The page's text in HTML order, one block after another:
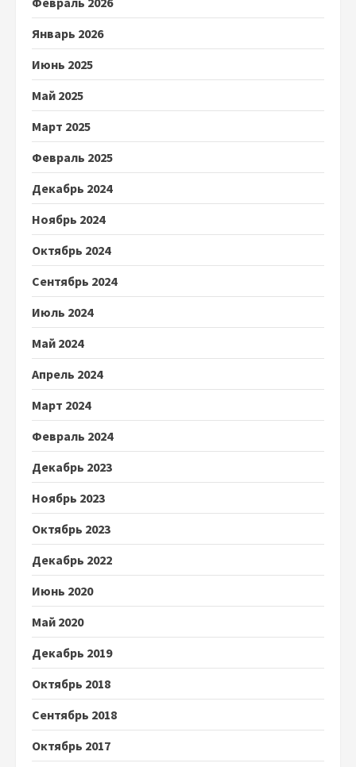
Январь 2026
Июнь 2025
Май 2025
Март 2025
Февраль 2025
Декабрь 2024
Ноябрь 2024
Октябрь 2024
Сентябрь 2024
Июль 2024
Май 2024
Апрель 2024
Март 2024
Февраль 2024
Декабрь 2023
Ноябрь 2023
Октябрь 2023
Декабрь 2022
Июнь 2020
Май 2020
Декабрь 2019
Октябрь 2018
Сентябрь 2018
Октябрь 2017